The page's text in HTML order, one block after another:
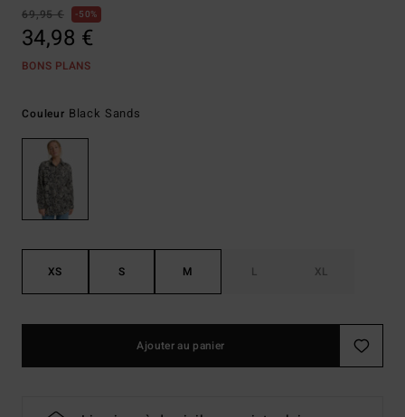
69,95 €
50%
34,98 €
BONS PLANS
Couleur Black Sands
XS S M L XL
Ajouter au panier